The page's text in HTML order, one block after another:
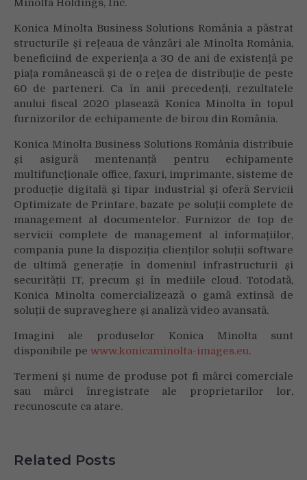
Minolta Holdings, Inc.
Konica Minolta Business Solutions România a păstrat
structurile şi reţeaua de vânzări ale Minolta România,
beneficiind de experienţa a 30 de ani de existenţă pe
piaţa românească şi de o reţea de distribuţie de peste
60 de parteneri. Ca în anii precedenţi, rezultatele
anului fiscal 2020 plasează Konica Minolta în topul
furnizorilor de echipamente de birou din România.
Konica Minolta Business Solutions România distribuie
și asigură mentenanță pentru echipamente
multifuncţionale office, faxuri, imprimante, sisteme de
producție digitală și tipar industrial şi oferă Servicii
Optimizate de Printare, bazate pe soluţii complete de
management al documentelor. Furnizor de top de
servicii complete de management al informațiilor,
compania pune la dispoziția clienților soluții software
de ultimă generație în domeniul infrastructurii și
securității IT, precum și în mediile cloud. Totodată,
Konica Minolta comercializează o gamă extinsă de
soluții de supraveghere și analiză video avansată.
Imagini ale produselor Konica Minolta sunt
disponibile pe www.konicaminolta-images.eu.
Termeni şi nume de produse pot fi mărci comerciale
sau mărci înregistrate ale proprietarilor lor,
recunoscute ca atare.
Related Posts